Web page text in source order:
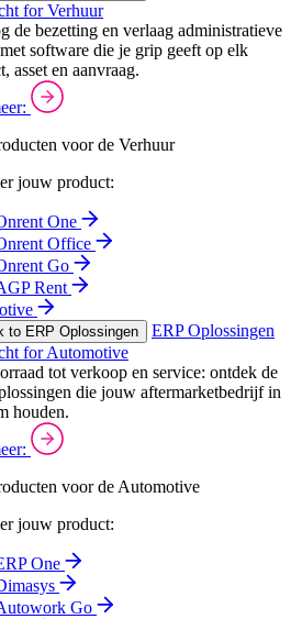
for Verhuur
de bezetting en verlaag administratieve
software die je grip geeft op elk
asset en aanvraag.
voor de Verhuur
jouw product:
One
Office
Go
Rent
to ERP Oplossingen
ERP Oplossingen
for Automotive
tot verkoop en service: ontdek de
die jouw aftermarketbedrijf in
houden.
voor de Automotive
jouw product:
One
Go